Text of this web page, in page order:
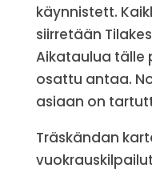
käynnistett.
siirretään
Aikataulua tälle
osattu antaa.
asiaan on
Träskändan